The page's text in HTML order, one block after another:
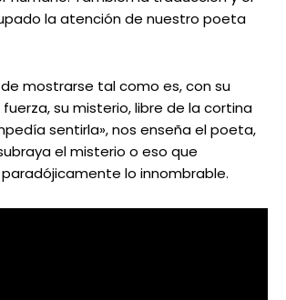
la atención de nuestro poeta
mostrarse tal como es, con su
su misterio, libre de la cortina
sentirla», nos enseña el poeta,
el misterio o eso que
lo innombrable.